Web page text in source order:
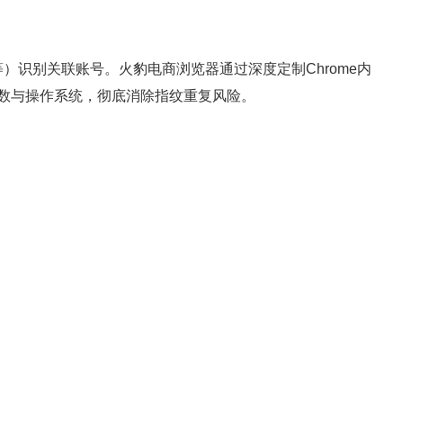
别关联账号。火豹电商浏览器通过深度定制Chrome内
操作系统，彻底消除指纹重复风险。